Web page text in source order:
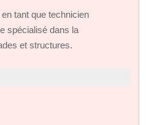
tant que technicien
spécialisé dans la
et structures.